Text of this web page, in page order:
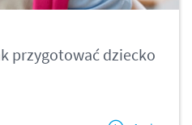
przygotować dziecko